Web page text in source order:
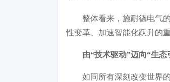
整体看来，施耐德电气
性变革、加速智能化跃升的重
由“技术驱动”迈向“生态
如同所有深刻改变世界